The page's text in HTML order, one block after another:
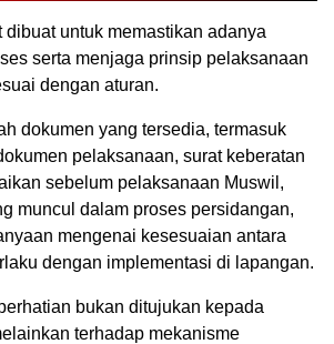
dibuat untuk memastikan adanya
serta menjaga prinsip pelaksanaan
dengan aturan.
dokumen yang tersedia, termasuk
pelaksanaan, surat keberatan
sebelum pelaksanaan Muswil,
muncul dalam proses persidangan,
mengenai kesesuaian antara
dengan implementasi di lapangan.
bukan ditujukan kepada
terhadap mekanisme